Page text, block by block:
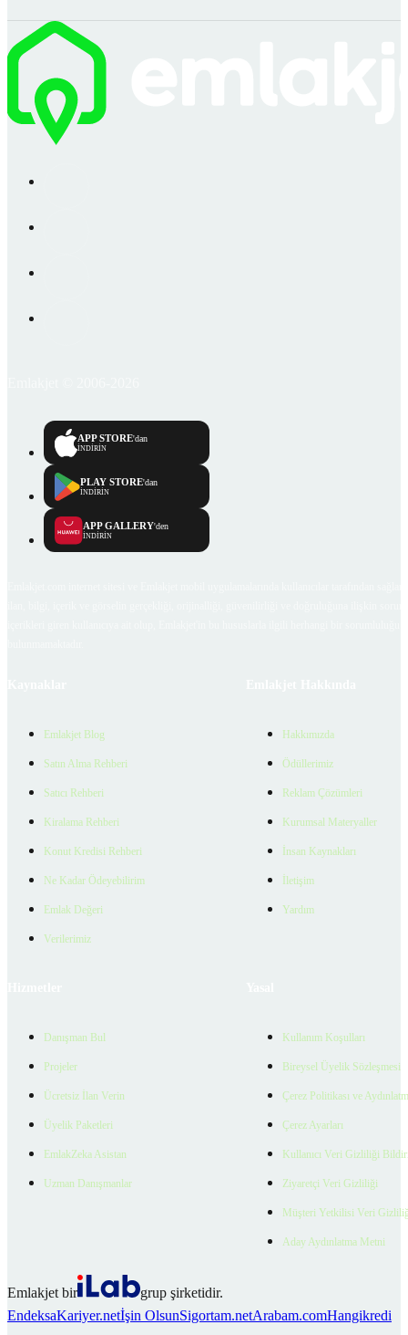
APP STORE'dan
İNDİRİN
PLAY STORE'dan
İNDİRİN
APP GALLERY'den
İNDİRİN
Emlakjet Blog
Satın Alma Rehberi
Satıcı Rehberi
Kiralama Rehberi
Konut Kredisi Rehberi
Ne Kadar Ödeyebilirim
Emlak Değeri
Verilerimiz
Hakkımızda
Ödüllerimiz
Reklam Çözümleri
Kurumsal Materyaller
İnsan Kaynakları
İletişim
Yardım
Danışman Bul
Projeler
Ücretsiz İlan Verin
Üyelik Paketleri
EmlakZeka Asistan
Uzman Danışmanlar
Kullanım Koşulları
Bireysel Üyelik Sözleşmesi
Çerez Politikası ve
Çerez Ayarları
Kullanıcı Veri Gizliliği
Ziyaretçi Veri Gizliliği
Müşteri Yetkilisi Veri
Aday Aydınlatma Metni
Emlakjet bir
grup şirketidir.
EndeksaKariyer.netİşin OlsunSigortam.netArabam.comHangikredi